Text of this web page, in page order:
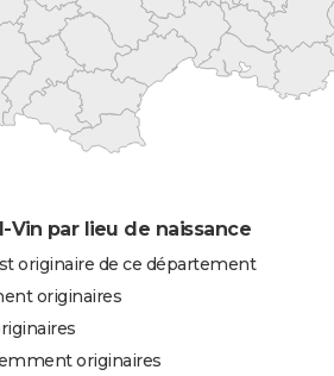
par lieu de naissance
originaire de ce département
originaires
originaires